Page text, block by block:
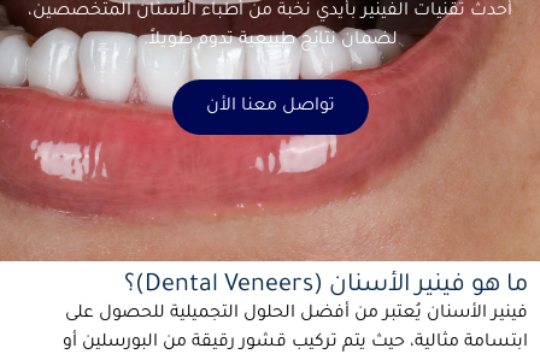
أحدث تقنيات الفينير بأيدي نخبة من أطباء الأسنان المتخصصين،
لضمان نتائج طبيعية تدوم طويلاً.
تواصل معنا الأن
ما هو فينير الأسنان (Dental Veneers)؟
فينير الأسنان يُعتبر من أفضل الحلول التجميلية للحصول على
ابتسامة مثالية، حيث يتم تركيب قشور رقيقة من البورسلين أو